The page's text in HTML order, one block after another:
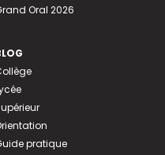
Oral 2026
pratique